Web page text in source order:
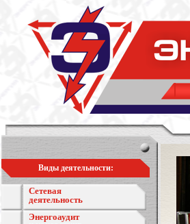
Виды деятельности:
Сетевая
деятельность
Энергоаудит